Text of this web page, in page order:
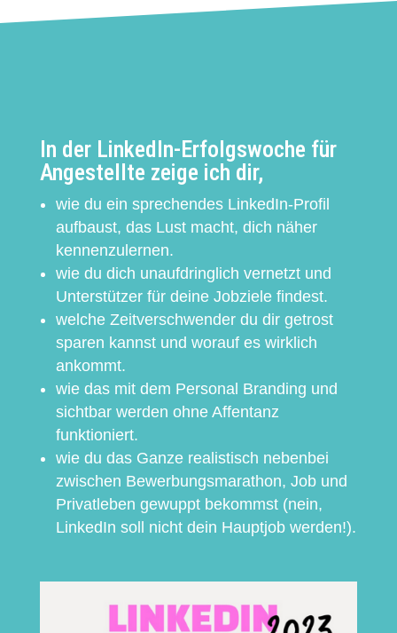
In der LinkedIn-Erfolgswoche für
Angestellte zeige ich dir,
wie du ein sprechendes LinkedIn-Profil
aufbaust, das Lust macht, dich näher
kennenzulernen.
wie du dich unaufdringlich vernetzt und
Unterstützer für deine Jobziele findest.
welche Zeitverschwender du dir getrost
sparen kannst und worauf es wirklich
ankommt.
wie das mit dem Personal Branding und
sichtbar werden ohne Affentanz
funktioniert.
wie du das Ganze realistisch nebenbei
zwischen Bewerbungsmarathon, Job und
Privatleben gewuppt bekommst (nein,
LinkedIn soll nicht dein Hauptjob werden!).